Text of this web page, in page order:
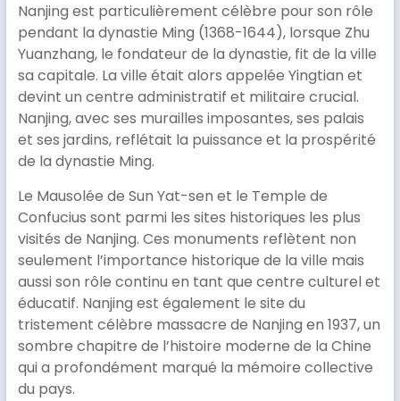
Nanjing est particulièrement célèbre pour son rôle
pendant la dynastie Ming (1368-1644), lorsque Zhu
Yuanzhang, le fondateur de la dynastie, fit de la ville
sa capitale. La ville était alors appelée Yingtian et
devint un centre administratif et militaire crucial.
Nanjing, avec ses murailles imposantes, ses palais
et ses jardins, reflétait la puissance et la prospérité
de la dynastie Ming.
Le Mausolée de Sun Yat-sen et le Temple de
Confucius sont parmi les sites historiques les plus
visités de Nanjing. Ces monuments reflètent non
seulement l’importance historique de la ville mais
aussi son rôle continu en tant que centre culturel et
éducatif. Nanjing est également le site du
tristement célèbre massacre de Nanjing en 1937, un
sombre chapitre de l’histoire moderne de la Chine
qui a profondément marqué la mémoire collective
du pays.